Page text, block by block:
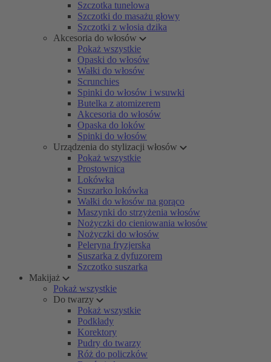
Szczotka tunelowa
Szczotki do masażu głowy
Szczotki z włosia dzika
Akcesoria do włosów
Pokaż wszystkie
Opaski do włosów
Wałki do włosów
Scrunchies
Spinki do włosów i wsuwki
Butelka z atomizerem
Akcesoria do włosów
Opaska do loków
Spinki do włosów
Urządzenia do stylizacji włosów
Pokaż wszystkie
Prostownica
Lokówka
Suszarko lokówka
Wałki do włosów na gorąco
Maszynki do strzyżenia włosów
Nożyczki do cieniowania włosów
Nożyczki do włosów
Peleryna fryzjerska
Suszarka z dyfuzorem
Szczotko suszarka
Makijaż
Pokaż wszystkie
Do twarzy
Pokaż wszystkie
Podkłady
Korektory
Pudry do twarzy
Róż do policzków